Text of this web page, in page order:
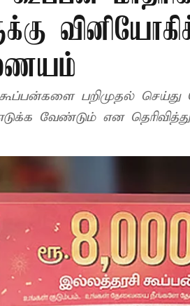
பறிமுதல் செய்து
வேண்டும் என